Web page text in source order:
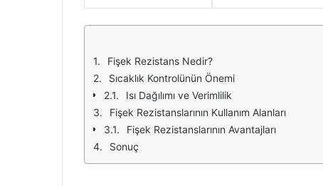
Fişek Rezistans Nedir?
Sıcaklık Kontrolünün Önemi
Isı Dağılımı ve Verimlilik
Fişek Rezistanslarının Kullanım Alanları
Fişek Rezistanslarının Avantajları
Sonuç